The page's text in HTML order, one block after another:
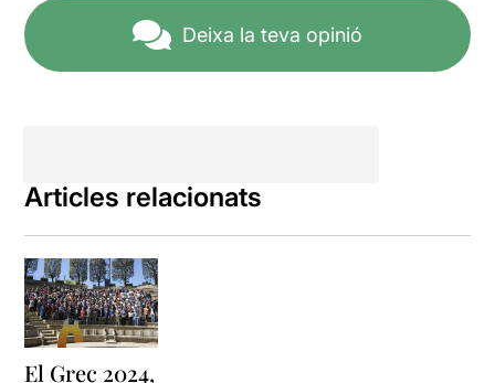
Deixa la teva opinió
Articles relacionats
El Grec 2024,